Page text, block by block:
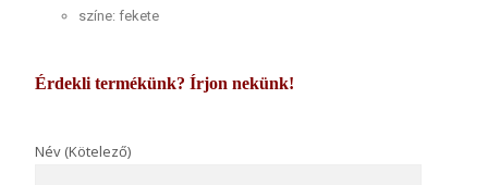
színe: fekete
Érdekli termékünk? Írjon nekünk!
Név (Kötelező)